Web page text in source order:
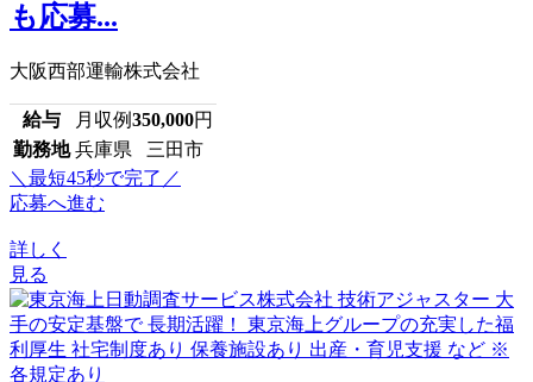
も応募...
大阪西部運輸株式会社
給与 月収例350,000円
勤務地 兵庫県 三田市
＼最短45秒で完了／
応募へ進む
詳しく
見る